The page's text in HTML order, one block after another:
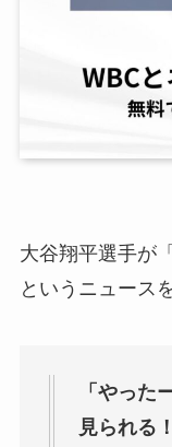
大谷翔平選手が
というニュース
「やった
見られる！